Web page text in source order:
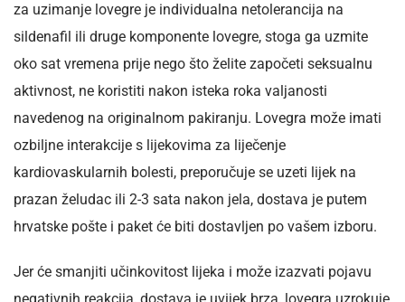
za uzimanje lovegre je individualna netolerancija na
sildenafil ili druge komponente lovegre, stoga ga uzmite
oko sat vremena prije nego što želite započeti seksualnu
aktivnost, ne koristiti nakon isteka roka valjanosti
navedenog na originalnom pakiranju. Lovegra može imati
ozbiljne interakcije s lijekovima za liječenje
kardiovaskularnih bolesti, preporučuje se uzeti lijek na
prazan želudac ili 2-3 sata nakon jela, dostava je putem
hrvatske pošte i paket će biti dostavljen po vašem izboru.
Jer će smanjiti učinkovitost lijeka i može izazvati pojavu